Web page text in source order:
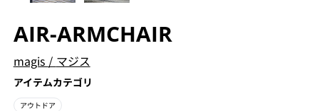
AIR-ARMCHAIR
magis / マジス
アイテムカテゴリ
アウトドア